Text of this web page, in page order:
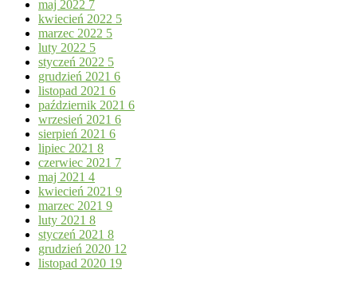
maj 2022 7
kwiecień 2022 5
marzec 2022 5
luty 2022 5
styczeń 2022 5
grudzień 2021 6
listopad 2021 6
październik 2021 6
wrzesień 2021 6
sierpień 2021 6
lipiec 2021 8
czerwiec 2021 7
maj 2021 4
kwiecień 2021 9
marzec 2021 9
luty 2021 8
styczeń 2021 8
grudzień 2020 12
listopad 2020 19